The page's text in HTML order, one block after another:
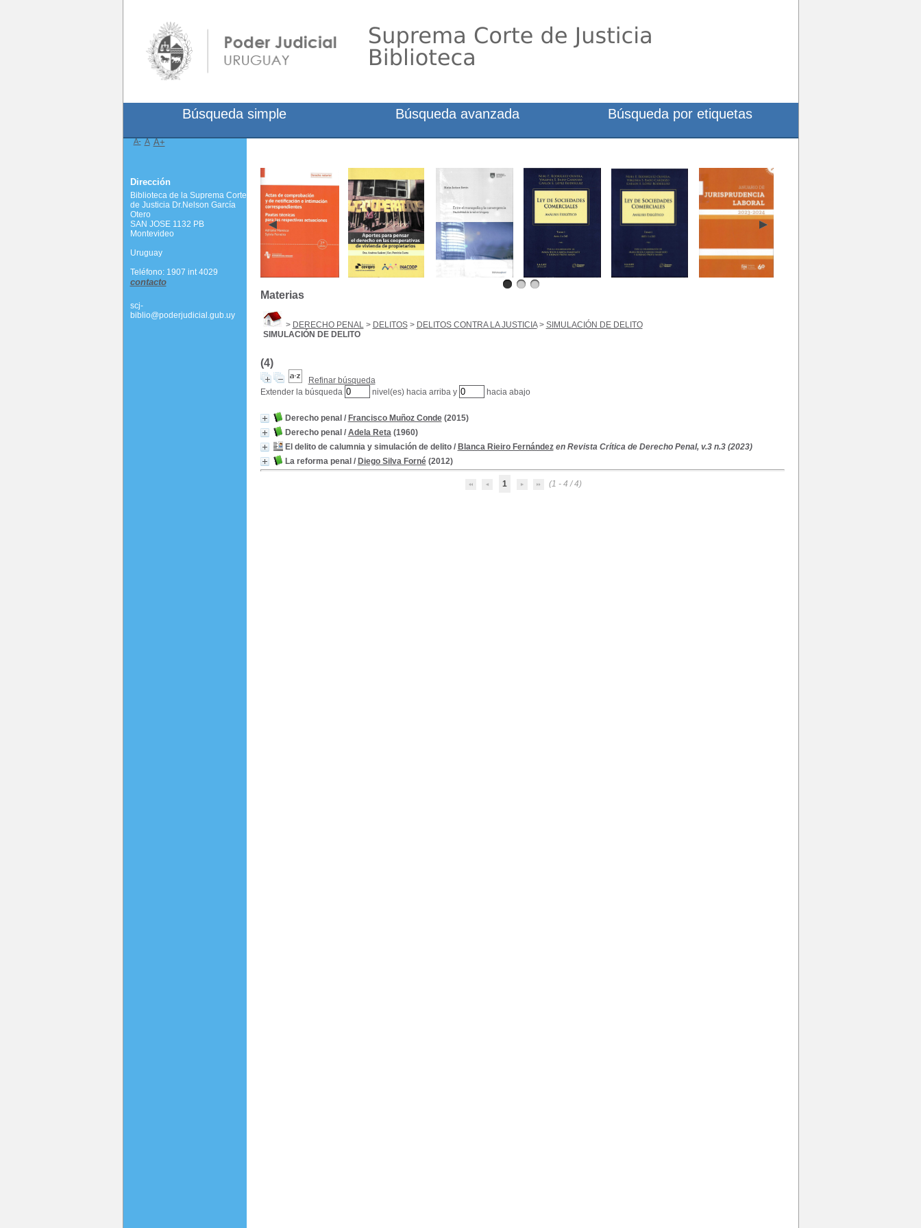
Materias
> DERECHO PENAL> DELITOS> DELITOS CONTRA LA JUSTICIA> SIMULACIÓN DE DELITO
SIMULACIÓN DE DELITO
(4)
Refinar búsqueda
Extender la búsqueda
nivel(es) hacia arriba y hacia abajo
Derecho penal / Francisco Muñoz Conde(2015)
Derecho penal / Adela Reta(1960)
El delito de calumnia y simulación de delito/ Blanca Rieiro Fernández en Revista Crítica de Derecho Penal, v.3 n.3 (2023)
La reforma penal / Diego Silva Forné(2012)
1 (1 - 4 / 4)
Búsqueda simple Búsqueda avanzada Búsqueda por etiquetas
A- A A+
Dirección
Biblioteca de la Suprema Corte
de Justicia Dr.Nelson García
Otero
SAN JOSE 1132 PB
Montevideo
Uruguay
Teléfono: 1907 int 4029
contacto
scj-
biblio@poderjudicial.gub.uy